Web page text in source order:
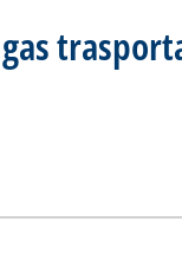
luglio 2010
del gas